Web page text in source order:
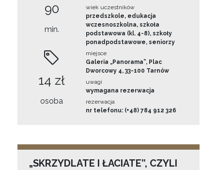
90
min.
14 zł
osoba
wiek uczestników
przedszkole, edukacja
wczesnoszkolna, szkoła
podstawowa (kl. 4-8), szkoły
ponadpodstawowe, seniorzy
miejsce
Galeria „Panorama”, Plac
Dworcowy 4, 33-100 Tarnów
uwagi
wymagana rezerwacja
rezerwacja
nr telefonu: (+48) 784 912 326
„SKRZYDLATE I ŁACIATE”, CZYLI